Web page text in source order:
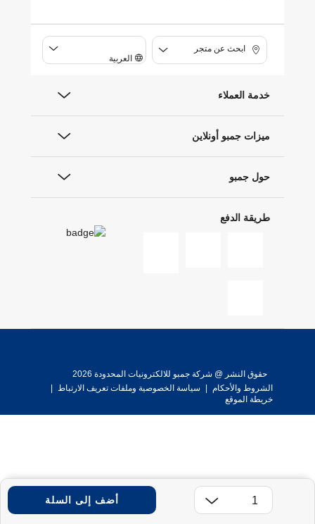
أضف إلى السلة
ابحث عن متجر
العربية
خدمة العملاء
ميزات جمبو أونلاين
حول جمبو
طريقة الدفع
حقوق النشر @ شركة جمبو للالكترونيات المحدودة 2026
الشروط والأحكام
سياسة الخصوصية وملفات تعريف الارتباط
خريطة الموقع